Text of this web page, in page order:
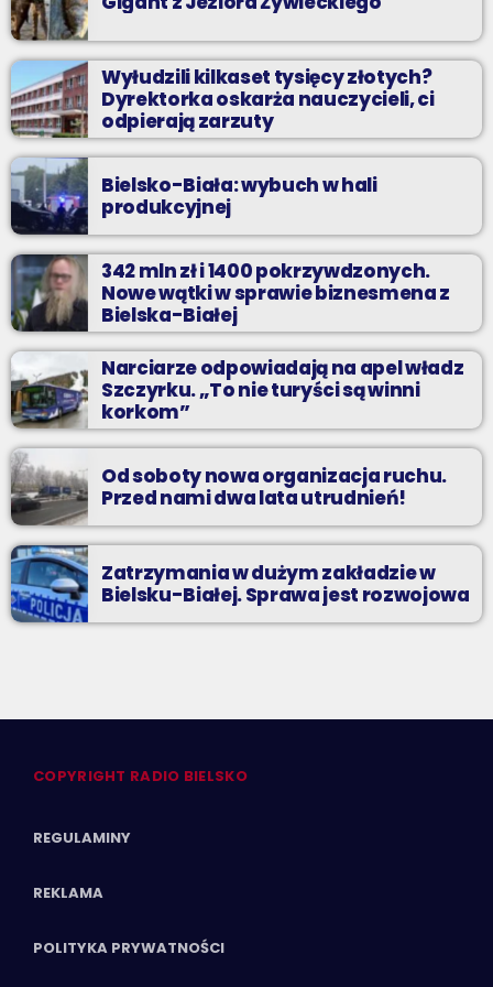
Wyłudzili kilkaset tysięcy złotych?
Dyrektorka oskarża nauczycieli, ci
odpierają zarzuty
Bielsko-Biała: wybuch w hali
produkcyjnej
342 mln zł i 1400 pokrzywdzonych.
Nowe wątki w sprawie biznesmena z
Bielska-Białej
Narciarze odpowiadają na apel władz
Szczyrku. „To nie turyści są winni
korkom”
Od soboty nowa organizacja ruchu.
Przed nami dwa lata utrudnień!
Zatrzymania w dużym zakładzie w
Bielsku-Białej. Sprawa jest rozwojowa
COPYRIGHT RADIO BIELSKO
REGULAMINY
REKLAMA
POLITYKA PRYWATNOŚCI